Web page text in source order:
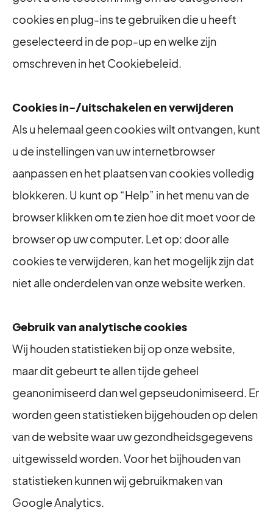
cookies en plug-ins te gebruiken die u heeft
geselecteerd in de pop-up en welke zijn
omschreven in het Cookiebeleid.
Cookies in-/uitschakelen en verwijderen
Als u helemaal geen cookies wilt ontvangen, kunt
u de instellingen van uw internetbrowser
aanpassen en het plaatsen van cookies volledig
blokkeren. U kunt op “Help” in het menu van de
browser klikken om te zien hoe dit moet voor de
browser op uw computer. Let op: door alle
cookies te verwijderen, kan het mogelijk zijn dat
niet alle onderdelen van onze website werken.
Gebruik van analytische cookies
Wij houden statistieken bij op onze website,
maar dit gebeurt te allen tijde geheel
geanonimiseerd dan wel gepseudonimiseerd. Er
worden geen statistieken bijgehouden op delen
van de website waar uw gezondheidsgegevens
uitgewisseld worden. Voor het bijhouden van
statistieken kunnen wij gebruikmaken van
Google Analytics.